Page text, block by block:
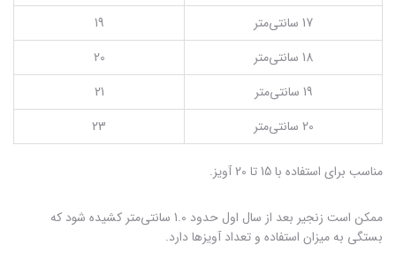
17 سانتی‌متر
19
18 سانتی‌متر
20
19 سانتی‌متر
21
20 سانتی‌متر
23
مناسب برای استفاده با 15 تا 20 آویز.
ممکن است زنجیر بعد از سال اول حدود 1.0 سانتی‌متر کشیده شود که
بستگی به میزان استفاده و تعداد آویزها دارد.